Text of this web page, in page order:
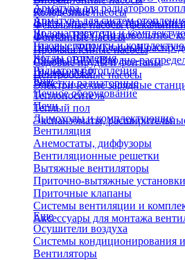
Колодезные насосы
Фекальные насосы
Фонтанные насосы
Промышленные насосы
Садовые пруды и фонтаны
Центробежные насосы
охлаждения)
Щиты управления тепловыми
Шкафы НКУ (Низковольтное
Шкафы ГРЩ (Главный
Шкафы ВРУ (Вводно-
Шкафы АВР
Электрические зарядные
Арматура для радиаторов
Арматура для систем
Водонагреватели и
Газовые колонки и
Котлы отопления
Радиаторы отопления
Решетки радиаторные
Теплоноситель
Теплый пол
Экспанзоматы,
Еще
Печное оборудование
Печи
Дымоходы и комплектующие
Вентиляция
Анемостаты, диффузоры
Вентиляционные решетки
Вытяжные вентиляторы
Приточно-вытяжные
Приточные клапаны
Системы вентиляции и
Аксессуары для монтажа
Еще
Осушители воздуха
Системы кондиционирования
Вентиляторы